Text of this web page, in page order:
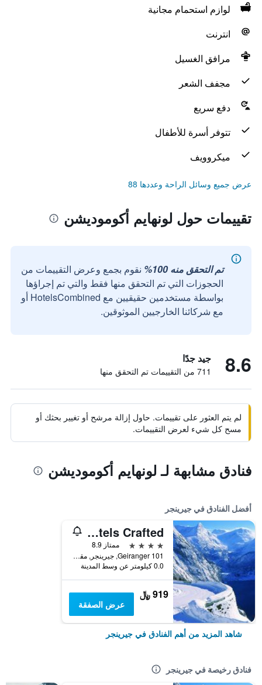
لوازم استحمام مجانية
انترنت
مرافق الغسيل
مجفف الشعر
دفع سريع
تتوفر أسرة للأطفال
ميكروويف
عرض جميع وسائل الراحة وعددها 88
تقييمات حول لونهايم أكوموديشن
تم التحقق منه 100%
نقوم بجمع وعرض التقييمات من
الحجوزات التي تم التحقق منها فقط والتي تم إجراؤها
بواسطة مستخدمين حقيقيين مع HotelsCombined أو
مع شركائنا الخارجيين الموثوقين.
8.6 جيد جدًا
711 من التقييمات تم التحقق منها
لم يتم العثور على تقييمات. حاول إزالة مرشح أو تغيير بحثك أو
مسح كل شيء لعرض التقييمات.
فنادق مشابهة لـ لونهايم أكوموديشن
أفضل الفنادق في جيرينجر
Hotel Union Geiranger, WorldHotels Crafted
4 نجوم
ممتاز 8.9
Geiranger 101, جيرينجر, مقاطعة مور أو رومسدال, النرويج
0.0 كيلومتر عن وسط المدينة
919 ﷼
عرض الصفقة
شاهد المزيد من أهم الفنادق في جيرينجر
فنادق رخيصة في جيرينجر